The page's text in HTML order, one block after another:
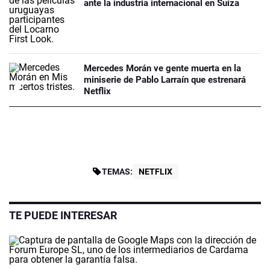
ante la industria internacional en Suiza
Mercedes Morán ve gente muerta en la
miniserie de Pablo Larraín que estrenará
Netflix
TEMAS: NETFLIX
TE PUEDE INTERESAR